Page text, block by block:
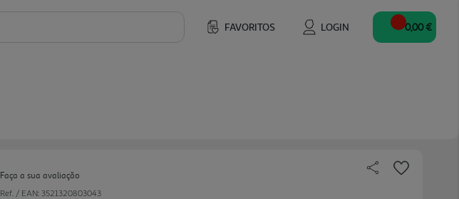
FAVORITOS LOGIN 0,00 €
Faça a sua avaliação
Ref. / EAN: 3521320803043